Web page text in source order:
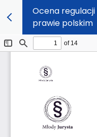
Ocena
prawie polskim